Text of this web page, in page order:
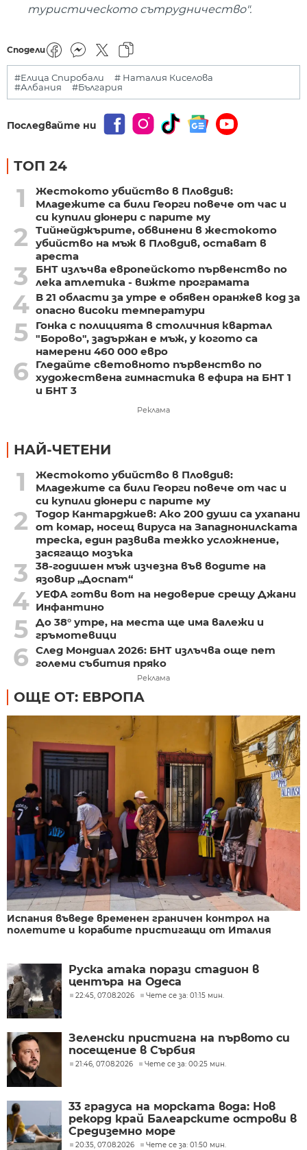
туристическото сътрудничество".
Сподели
#Елица Спиробали
# Наталия Киселова
#Албания
#България
Последвайте ни
ТОП 24
1
Жестокото убийство в Пловдив:
Младежите са били Георги повече от час и
си купили дюнери с парите му
2
Тийнейджърите, обвинени в жестокото
убийство на мъж в Пловдив, остават в
ареста
3
БНТ излъчва европейското първенство по
лека атлетика - вижте програмата
4 В 21 области за утре е обявен оранжев код за
опасно високи температури
5
Гонка с полицията в столичния квартал
"Борово", задържан е мъж, у когото са
намерени 460 000 евро
6
Гледайте световното първенство по
художествена гимнастика в ефира на БНТ 1
и БНТ 3
Реклама
НАЙ-ЧЕТЕНИ
1
Жестокото убийство в Пловдив:
Младежите са били Георги повече от час и
си купили дюнери с парите му
2
Тодор Кантарджиев: Ако 200 души са ухапани
от комар, носещ вируса на Западнонилската
треска, един развива тежко усложнение,
засягащо мозъка
3
38-годишен мъж изчезна във водите на
язовир „Доспат“
4 УЕФА готви вот на недоверие срещу Джани
Инфантино
5 До 38° утре, на места ще има валежи и
гръмотевици
6 След Мондиал 2026: БНТ излъчва още пет
големи събития пряко
Реклама
ОЩЕ ОТ: ЕВРОПА
Испания въведе временен граничен контрол на
полетите и корабите пристигащи от Италия
Руска атака порази стадион в
центъра на Одеса
22:45, 07.08.2026 Чете се за: 01:15 мин.
Зеленски пристигна на първото си
посещение в Сърбия
21:46, 07.08.2026 Чете се за: 00:25 мин.
33 градуса на морската вода: Нов
рекорд край Балеарските острови в
Средиземно море
20:35, 07.08.2026 Чете се за: 01:50 мин.